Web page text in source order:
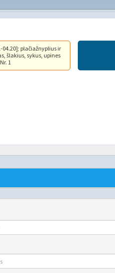
04.20]; plačiažnyplius ir
šlakius, sykus, upines
1